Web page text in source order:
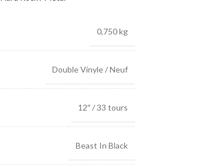
0,750 kg
Double Vinyle / Neuf
12″ / 33 tours
Beast In Black